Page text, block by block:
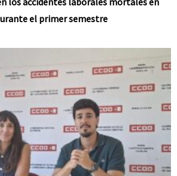
el primer semestre